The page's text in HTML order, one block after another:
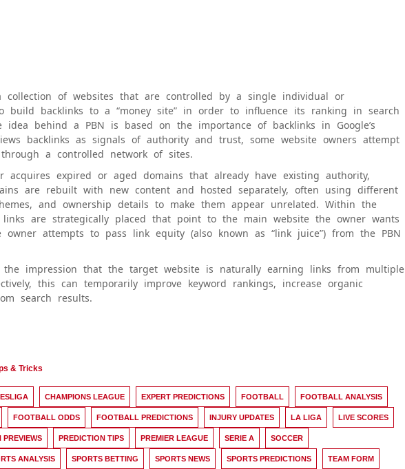
collection of websites that are controlled by a single individual or
build backlinks to a “money site” in order to influence its ranking in search
idea behind a PBN is based on the importance of backlinks in Google’s
backlinks as signals of authority and trust, some website owners attempt
a controlled network of sites.
expired or aged domains that already have existing authority,
are rebuilt with new content and hosted separately, often using different
and ownership details to make them appear unrelated. Within the
are strategically placed that point to the main website the owner wants
attempts to pass link equity (also known as “link juice”) from the PBN
impression that the target website is naturally earning links from multiple
this can temporarily improve keyword rankings, increase organic
search results.
& Tricks
CHAMPIONS LEAGUE EXPERT PREDICTIONS FOOTBALL FOOTBALL ANALYSIS
FOOTBALL ODDS FOOTBALL PREDICTIONS INJURY UPDATES LA LIGA LIVE SCORES
PREVIEWS PREDICTION TIPS PREMIER LEAGUE SERIE A SOCCER
ANALYSIS SPORTS BETTING SPORTS NEWS SPORTS PREDICTIONS TEAM FORM